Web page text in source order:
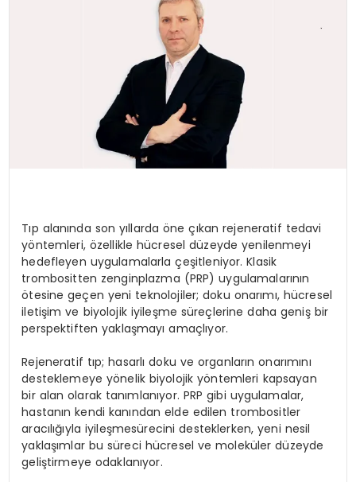
Tıp alanında son yıllarda öne çıkan rejeneratif tedavi
yöntemleri, özellikle hücresel düzeyde yenilenmeyi
hedefleyen uygulamalarla çeşitleniyor. Klasik
trombositten zenginplazma (PRP) uygulamalarının
ötesine geçen yeni teknolojiler; doku onarımı, hücresel
iletişim ve biyolojik iyileşme süreçlerine daha geniş bir
perspektiften yaklaşmayı amaçlıyor.
Rejeneratif tıp; hasarlı doku ve organların onarımını
desteklemeye yönelik biyolojik yöntemleri kapsayan
bir alan olarak tanımlanıyor. PRP gibi uygulamalar,
hastanın kendi kanından elde edilen trombositler
aracılığıyla iyileşmesürecini desteklerken, yeni nesil
yaklaşımlar bu süreci hücresel ve moleküler düzeyde
geliştirmeye odaklanıyor.